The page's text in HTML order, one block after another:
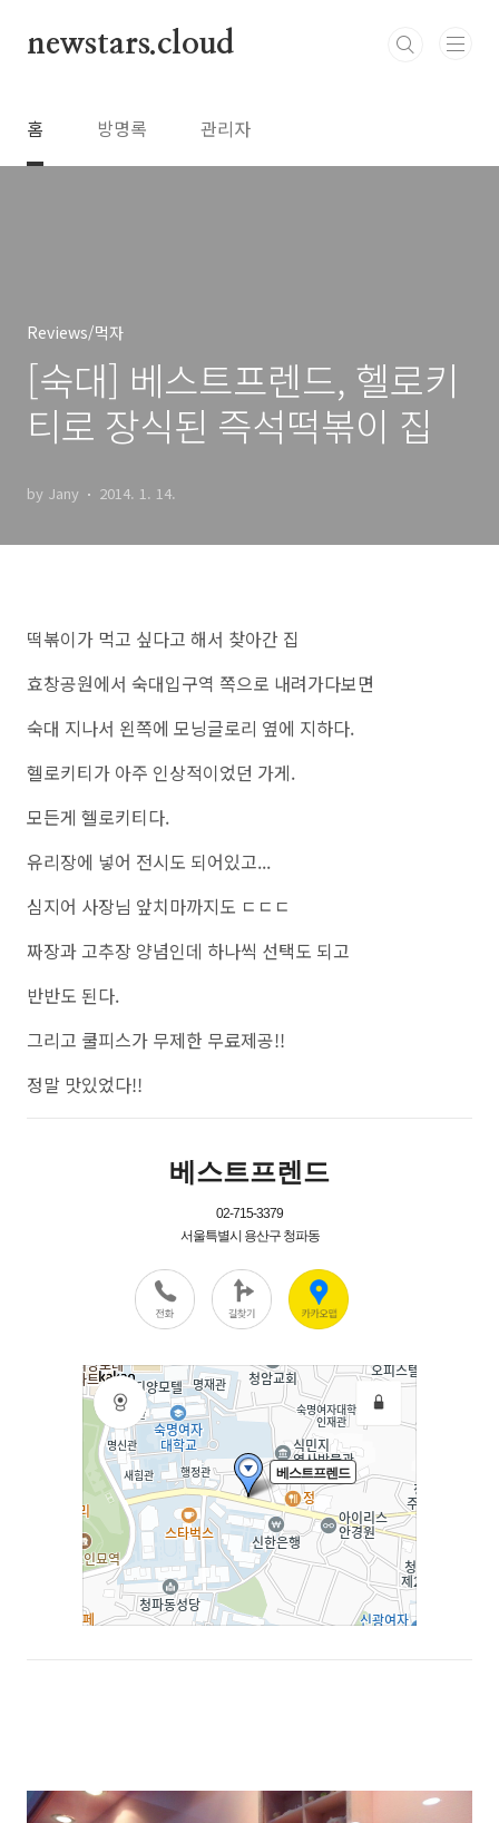
newstars.cloud
홈 방명록 관리자
Reviews/먹자
[숙대] 베스트프렌드, 헬로키
티로 장식된 즉석떡볶이 집
by Jany 2014. 1. 14.
떡볶이가 먹고 싶다고 해서 찾아간 집
효창공원에서 숙대입구역 쪽으로 내려가다보면
숙대 지나서 왼쪽에 모닝글로리 옆에 지하다.
헬로키티가 아주 인상적이었던 가게.
모든게 헬로키티다.
유리장에 넣어 전시도 되어있고...
심지어 사장님 앞치마까지도 ㄷㄷㄷ
짜장과 고추장 양념인데 하나씩 선택도 되고
반반도 된다.
그리고 쿨피스가 무제한 무료제공!!
정말 맛있었다!!